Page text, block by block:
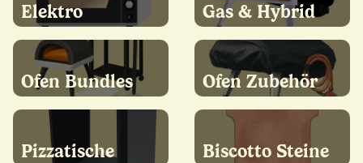
Elektro Gas & Hybrid
Ofen Bundles Ofen Zubehör
Pizzatische Biscotto Steine